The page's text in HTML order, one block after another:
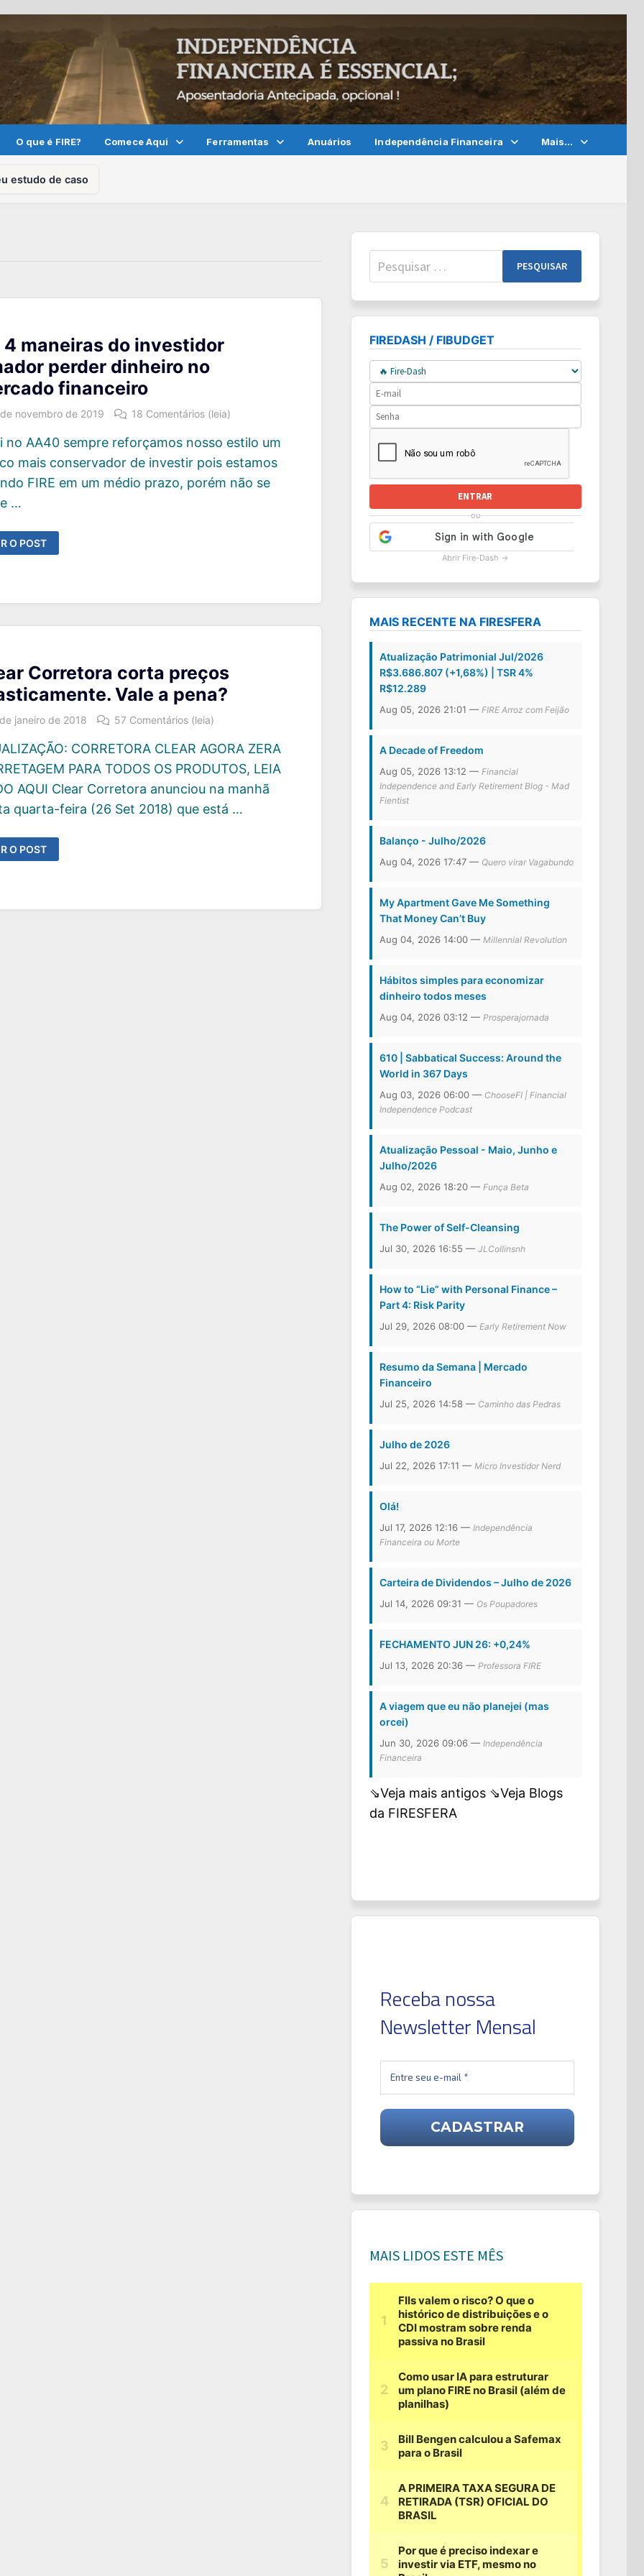
O que é FIRE? Comece Aqui Ferramentas Anuários Independência Financeira Mais…
estudo de caso
4 maneiras do investidor
perder dinheiro no
financeiro
novembro de 2019 18 Comentários (leia)
no AA40 sempre reforçamos nosso estilo um
mais conservador de investir pois estamos
FIRE em um médio prazo, porém não se
…
O POST
Corretora corta preços
Vale a pena?
janeiro de 2018 57 Comentários (leia)
CORRETORA CLEAR AGORA ZERA
PARA TODOS OS PRODUTOS, LEIA
AQUI Clear Corretora anunciou na manhã
quarta-feira (26 Set 2018) que está …
O POST
Pesquisar
por:
FIREDASH / FIBUDGET
ENTRAR
ou
Abrir Fire-Dash →
MAIS RECENTE NA FIRESFERA
Atualização Patrimonial Jul/2026
R$3.686.807 (+1,68%) | TSR 4%
R$12.289
Aug 05, 2026 21:01 —FIRE Arroz com Feijão
A Decade of Freedom
Aug 05, 2026 13:12 —Financial
Independence and Early Retirement Blog - Mad
Fientist
Balanço - Julho/2026
Aug 04, 2026 17:47 — Quero virar Vagabundo
My Apartment Gave Me Something
That Money Can’t Buy
Aug 04, 2026 14:00 —Millennial Revolution
Hábitos simples para economizar
dinheiro todos meses
Aug 04, 2026 03:12 —Prosperajornada
610 | Sabbatical Success: Around the
World in 367 Days
Aug 03, 2026 06:00 — ChooseFI | Financial
Independence Podcast
Atualização Pessoal - Maio, Junho e
Julho/2026
Aug 02, 2026 18:20 —Funça Beta
The Power of Self-Cleansing
Jul 30, 2026 16:55 —JLCollinsnh
How to “Lie” with Personal Finance –
Part 4: Risk Parity
Jul 29, 2026 08:00 —Early Retirement Now
Resumo da Semana | Mercado
Financeiro
Jul 25, 2026 14:58 — Caminho das Pedras
Julho de 2026
Jul 22, 2026 17:11 —Micro Investidor Nerd
Olá!
Jul 17, 2026 12:16 —Independência
Financeira ou Morte
Carteira de Dividendos – Julho de 2026
Jul 14, 2026 09:31 — Os Poupadores
FECHAMENTO JUN 26: +0,24%
Jul 13, 2026 20:36 —Professora FIRE
A viagem que eu não planejei (mas
orcei)
Jun 30, 2026 09:06 —Independência
Financeira
⇘Veja mais antigos ⇘Veja Blogs
da FIRESFERA
Receba nossa
Newsletter Mensal
MAIS LIDOS ESTE MÊS